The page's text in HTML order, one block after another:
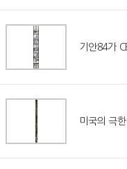
기안84가
미국의 극한